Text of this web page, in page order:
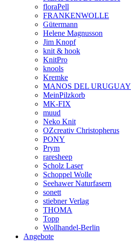
floraPell
FRANKENWOLLE
Gütermann
Helene Magnusson
Jim Knopf
knit & hook
KnitPro
knools
Kremke
MANOS DEL URUGUAY
MeinPilzkorb
MK-FIX
muud
Neko Knit
OZcreativ Christopherus
PONY
Prym
raresheep
Scholz Laser
Schoppel Wolle
Seehawer Naturfasern
sonett
stiebner Verlag
THOMA
Topp
Wollhandel-Berlin
Angebote